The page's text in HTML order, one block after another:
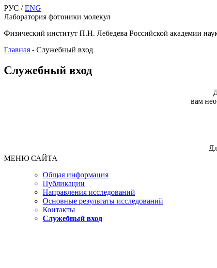
РУС /ENG
Лаборатория фотоники молекул
Физический институт П.Н. Лебедева Российской академии
Главная - Служебный вход
Служебный вход
вам
МЕНЮ САЙТА
Общая информация
Публикации
Направления исследований
Основные результаты исследований
Контакты
Служебный вход